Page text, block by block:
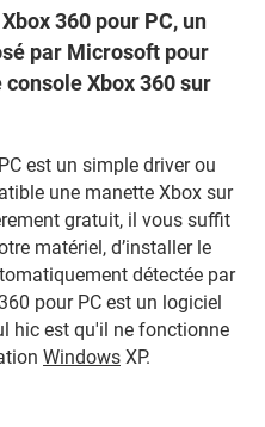
360 pour PC, un
par Microsoft pour
Xbox 360 sur
est un simple driver ou
une manette Xbox sur
gratuit, il vous suffit
matériel, d’installer le
détectée par
pour PC est un logiciel
hic est qu'il ne fonctionne
Windows XP.